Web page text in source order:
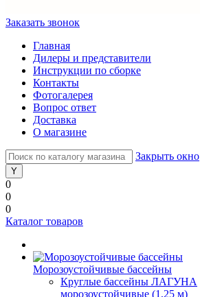
Заказать звонок
Главная
Дилеры и представители
Инструкции по сборке
Контакты
Фотогалерея
Вопрос ответ
Доставка
О магазине
Закрыть окно
0
0
0
Каталог товаров
Морозоустойчивые бассейны
Круглые бассейны ЛАГУНА
морозоустойчивые (1,25 м)